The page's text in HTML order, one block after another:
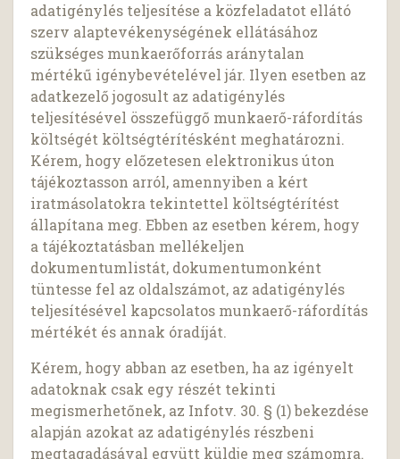
adatigénylés teljesítése a közfeladatot ellátó
szerv alaptevékenységének ellátásához
szükséges munkaerőforrás aránytalan
mértékű igénybevételével jár. Ilyen esetben az
adatkezelő jogosult az adatigénylés
teljesítésével összefüggő munkaerő-ráfordítás
költségét költségtérítésként meghatározni.
Kérem, hogy előzetesen elektronikus úton
tájékoztasson arról, amennyiben a kért
iratmásolatokra tekintettel költségtérítést
állapítana meg. Ebben az esetben kérem, hogy
a tájékoztatásban mellékeljen
dokumentumlistát, dokumentumonként
tüntesse fel az oldalszámot, az adatigénylés
teljesítésével kapcsolatos munkaerő-ráfordítás
mértékét és annak óradíját.
Kérem, hogy abban az esetben, ha az igényelt
adatoknak csak egy részét tekinti
megismerhetőnek, az Infotv. 30. § (1) bekezdése
alapján azokat az adatigénylés részbeni
megtagadásával együtt küldje meg számomra.